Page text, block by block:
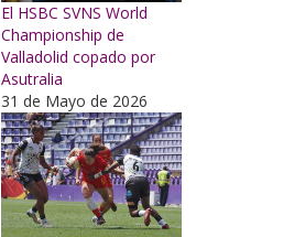
El HSBC SVNS World
Championship de
Valladolid copado por
Asutralia
31 de Mayo de 2026